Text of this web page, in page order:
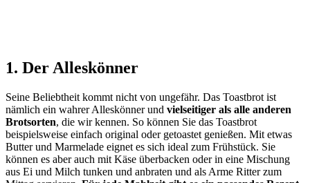
1. Der Alleskönner
Seine Beliebtheit kommt nicht von ungefähr. Das Toastbrot ist
nämlich ein wahrer Alleskönner und vielseitiger als alle anderen
Brotsorten, die wir kennen. So können Sie das Toastbrot
beispielsweise einfach original oder getoastet genießen. Mit etwas
Butter und Marmelade eignet es sich ideal zum Frühstück. Sie
können es aber auch mit Käse überbacken oder in eine Mischung
aus Ei und Milch tunken und anbraten und als Arme Ritter zum